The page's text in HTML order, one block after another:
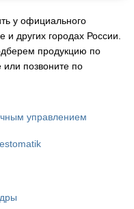
у официального
и других городах России.
продукцию по
позвоните по
управлением